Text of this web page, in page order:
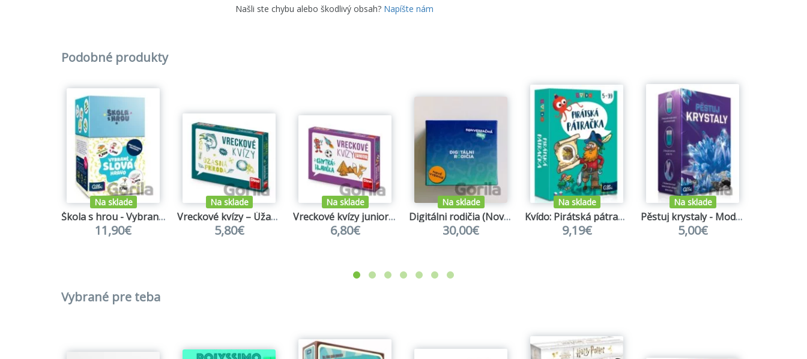
Našli ste chybu alebo škodlivý obsah? Napíšte nám
Podobné produkty
Na sklade
Škola s hrou - Vybrané slová hravo SK
11,90€
Na sklade
Vreckové kvízy – Úžasná príroda
5,80€
Na sklade
Vreckové kvízy junior – Chytrá hlavička
6,80€
Na sklade
Digitálni rodičia (Nové vydanie 2026)
30,00€
Na sklade
Kvído: Pirátská pátračka
9,19€
Na sklade
Pěstuj krystaly - Modrá
5,00€
Vybrané pre teba